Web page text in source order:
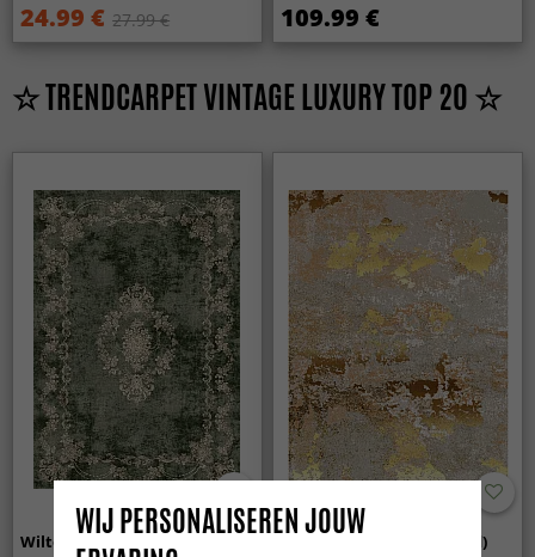
24.99 € 27.99 € 109.99 €
☆ TRENDCARPET VINTAGE LUXURY TOP 20 ☆
Wilton - Taknis (groen) Wilton - Elena (beige/goud)
WIJ PERSONALISEREN JOUW